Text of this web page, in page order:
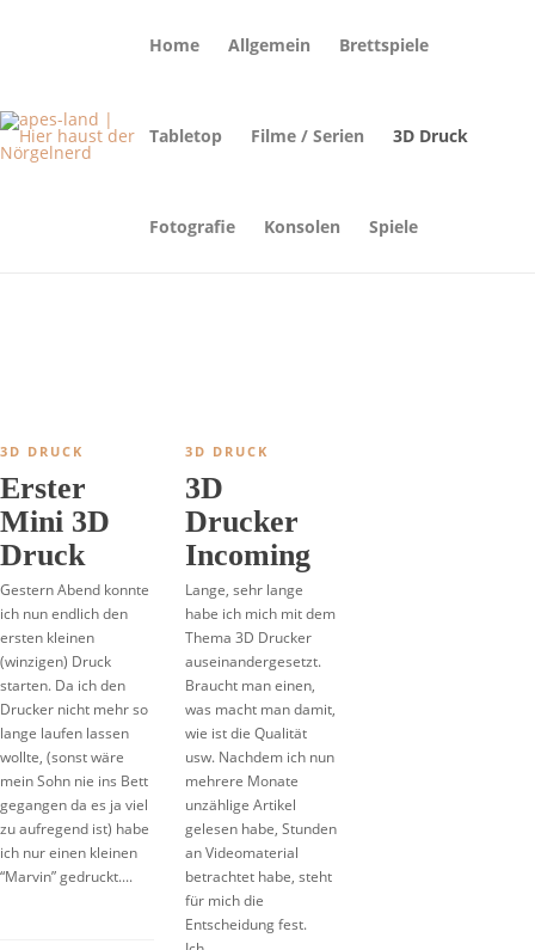
Home Allgemein Brettspiele
Tabletop Filme / Serien 3D Druck
Fotografie Konsolen Spiele
3D DRUCK
Erster
Mini 3D
Druck
Gestern Abend konnte
ich nun endlich den
ersten kleinen
(winzigen) Druck
starten. Da ich den
Drucker nicht mehr so
lange laufen lassen
wollte, (sonst wäre
mein Sohn nie ins Bett
gegangen da es ja viel
zu aufregend ist) habe
ich nur einen kleinen
“Marvin” gedruckt....
3D DRUCK
3D
Drucker
Incoming
Lange, sehr lange
habe ich mich mit dem
Thema 3D Drucker
auseinandergesetzt.
Braucht man einen,
was macht man damit,
wie ist die Qualität
usw. Nachdem ich nun
mehrere Monate
unzählige Artikel
gelesen habe, Stunden
an Videomaterial
betrachtet habe, steht
für mich die
Entscheidung fest.